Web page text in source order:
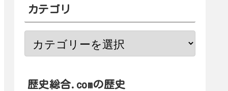
カテゴリ
歴史総合.comの歴史